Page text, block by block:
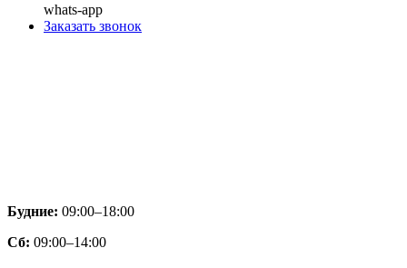
whats-app
Заказать звонок
Будние: 09:00–18:00
Сб: 09:00–14:00